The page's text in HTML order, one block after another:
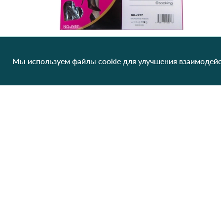
Мы используем файлы cookie для улучшения